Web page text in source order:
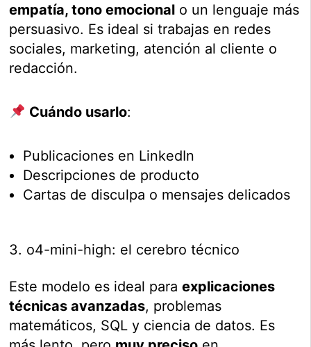
empatía, tono emocional o un lenguaje más
persuasivo. Es ideal si trabajas en redes
sociales, marketing, atención al cliente o
redacción.
Cuándo usarlo:
Publicaciones en LinkedIn
Descripciones de producto
Cartas de disculpa o mensajes delicados
3. o4-mini-high: el cerebro técnico
Este modelo es ideal paraexplicaciones
técnicas avanzadas, problemas
matemáticos, SQL y ciencia de datos. Es